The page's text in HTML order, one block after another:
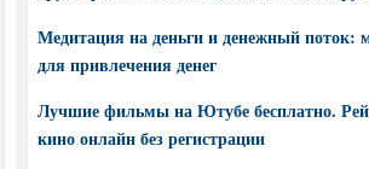
Медитация на деньги и денежный поток:
для привлечения денег
Лучшие фильмы на Ютубе бесплатно.
кино онлайн без регистрации